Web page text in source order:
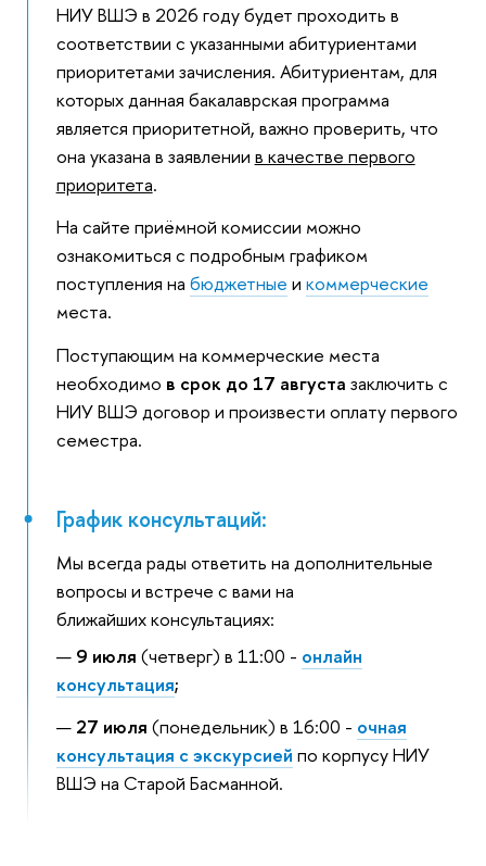
НИУ ВШЭ в 2026 году будет проходить в
соответствии с указанными абитуриентами
приоритетами зачисления. Абитуриентам, для
которых данная бакалаврская программа
является приоритетной, важно проверить, что
она указана в заявлении в качестве первого
приоритета.
На сайте приёмной комиссии можно
ознакомиться с подробным графиком
поступления на бюджетные и коммерческие
места.
Поступающим на коммерческие места
необходимо в срок до 17 августа заключить с
НИУ ВШЭ договор и произвести оплату первого
семестра.
График консультаций:
Мы всегда рады ответить на дополнительные
вопросы и встрече с вами на
ближайших консультациях:
9 июля (четверг) в 11:00 - онлайн
консультация;
27 июля (понедельник) в 16:00 - очная
консультация с экскурсией по корпусу НИУ
ВШЭ на Старой Басманной.